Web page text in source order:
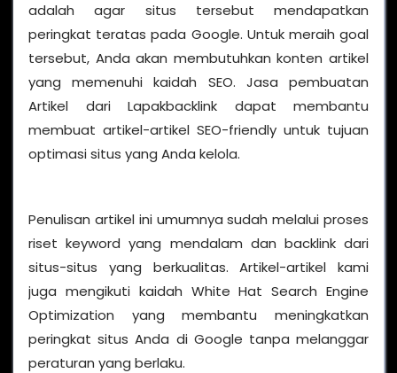
adalah agar situs tersebut mendapatkan
peringkat teratas pada Google. Untuk meraih goal
tersebut, Anda akan membutuhkan konten artikel
yang memenuhi kaidah SEO. Jasa pembuatan
Artikel dari Lapakbacklink dapat membantu
membuat artikel-artikel SEO-friendly untuk tujuan
optimasi situs yang Anda kelola.
Penulisan artikel ini umumnya sudah melalui proses
riset keyword yang mendalam dan backlink dari
situs-situs yang berkualitas. Artikel-artikel kami
juga mengikuti kaidah White Hat Search Engine
Optimization yang membantu meningkatkan
peringkat situs Anda di Google tanpa melanggar
peraturan yang berlaku.